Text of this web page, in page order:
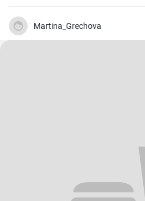
Martina_Grechova